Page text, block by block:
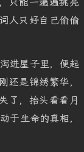
人只好自己偷偷
进屋子里，便起
还是锦绣繁华，
了，抬头看看月
于生命的真相，